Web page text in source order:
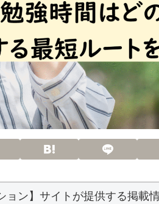
ョン】サイトが提供する掲載